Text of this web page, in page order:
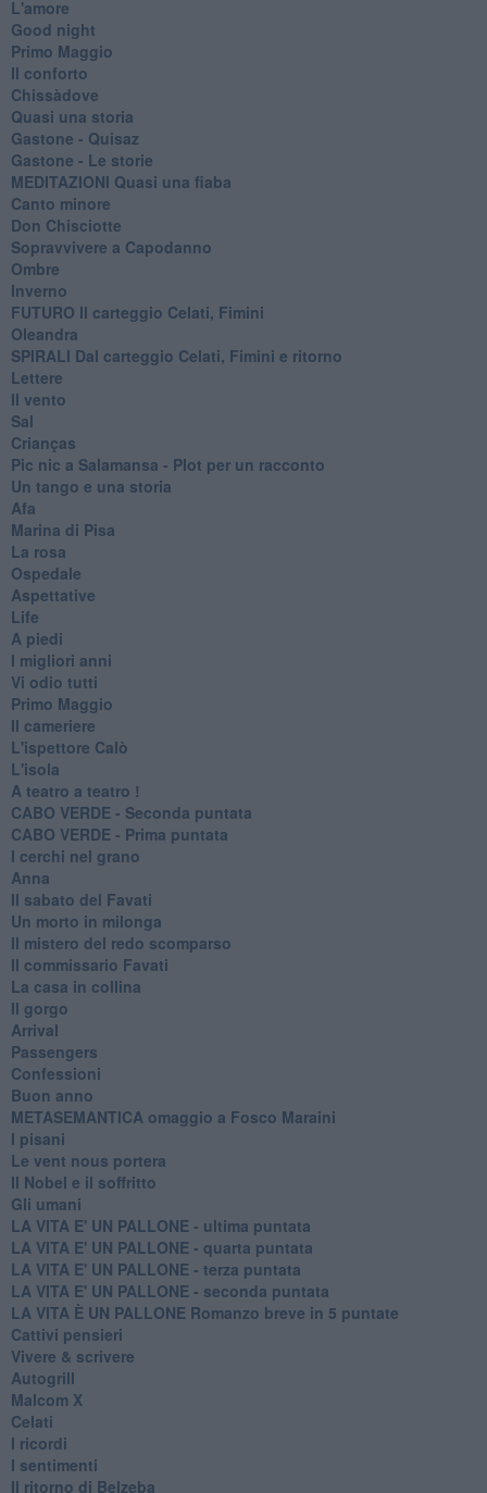
L'amore
Good night
Primo Maggio
Il conforto
Chissàdove
Quasi una storia
Gastone - Quisaz
Gastone - Le storie
MEDITAZIONI Quasi una fiaba
Canto minore
Don Chisciotte
Sopravvivere a Capodanno
Ombre
Inverno
FUTURO Il carteggio Celati, Fimini
Oleandra
SPIRALI Dal carteggio Celati, Fimini e ritorno
Lettere
Il vento
Sal
Crianças
Pic nic a Salamansa - Plot per un racconto
Un tango e una storia
Afa
Marina di Pisa
La rosa
Ospedale
Aspettative
Life
A piedi
I migliori anni
Vi odio tutti
Primo Maggio
Il cameriere
L'ispettore Calò
L'isola
A teatro a teatro !
CABO VERDE - Seconda puntata
CABO VERDE - Prima puntata
I cerchi nel grano
Anna
Il sabato del Favati
Un morto in milonga
Il mistero del redo scomparso
Il commissario Favati
La casa in collina
Il gorgo
Arrival
Passengers
Confessioni
Buon anno
METASEMANTICA omaggio a Fosco Maraini
I pisani
Le vent nous portera
Il Nobel e il soffritto
Gli umani
LA VITA E' UN PALLONE - ultima puntata
LA VITA E' UN PALLONE - quarta puntata
LA VITA E' UN PALLONE - terza puntata
LA VITA E' UN PALLONE - seconda puntata
LA VITA È UN PALLONE Romanzo breve in 5 puntate
Cattivi pensieri
Vivere & scrivere
Autogrill
Malcom X
Celati
I ricordi
I sentimenti
Il ritorno di Belzeba